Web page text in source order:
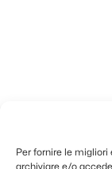
Per fornire le
archiviare e/o